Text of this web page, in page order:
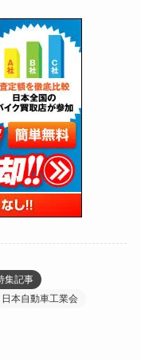
(118)
(27)
集記事
日本自動車工業会